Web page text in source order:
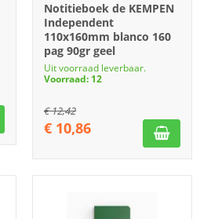
Notitieboek de KEMPEN
Independent
110x160mm blanco 160
pag 90gr geel
Uit voorraad leverbaar.
Voorraad: 12
€12,42
€ 10,86